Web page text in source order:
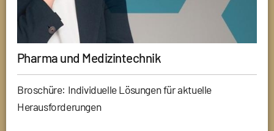
Pharma und Medizintechnik
Broschüre: Individuelle Lösungen für aktuelle
Herausforderungen